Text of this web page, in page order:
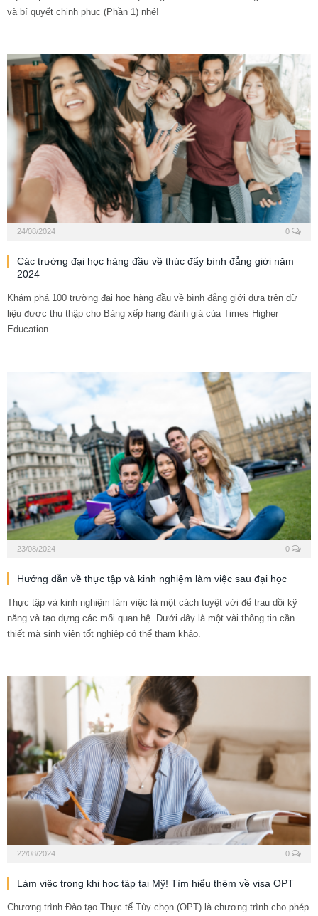
và bí quyết chinh phục (Phần 1) nhé!
24/08/2024 0
Các trường đại học hàng đầu về thúc đẩy bình đẳng giới năm
2024
Khám phá 100 trường đại học hàng đầu về bình đẳng giới dựa trên dữ
liệu được thu thập cho Bảng xếp hạng đánh giá của Times Higher
Education.
23/08/2024 0
Hướng dẫn về thực tập và kinh nghiệm làm việc sau đại học
Thực tập và kinh nghiệm làm việc là một cách tuyệt vời để trau dồi kỹ
năng và tạo dựng các mối quan hệ. Dưới đây là một vài thông tin cần
thiết mà sinh viên tốt nghiệp có thể tham khảo.
22/08/2024 0
Làm việc trong khi học tập tại Mỹ! Tìm hiểu thêm về visa OPT
Chương trình Đào tạo Thực tế Tùy chọn (OPT) là chương trình cho phép